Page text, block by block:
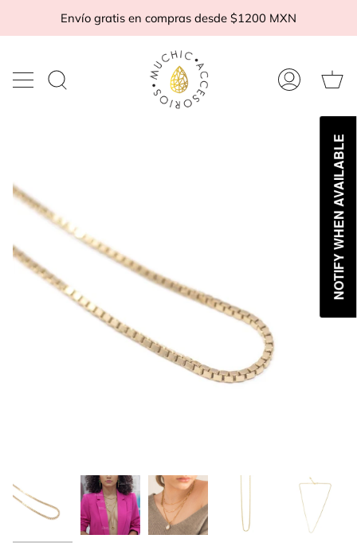
Envío gratis en compras desde $1200 MXN
Buscar
Mi
NOTIFY WHEN AVAILABLE